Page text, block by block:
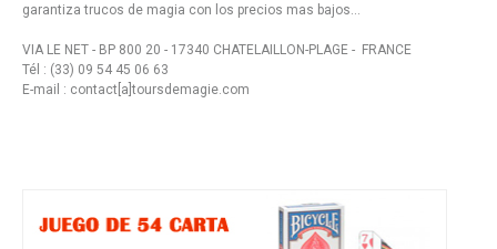
garantiza trucos de magia con los precios mas bajos...
VIA LE NET - BP 800 20 - 17340 CHATELAILLON-PLAGE - FRANCE
Tél : (33) 09 54 45 06 63
E-mail : contact[a]toursdemagie.com